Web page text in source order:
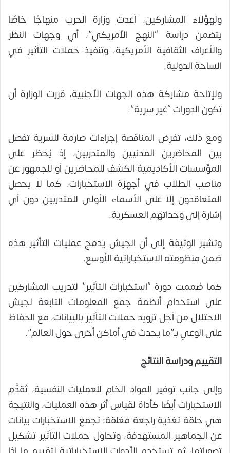
ولهؤلاء المشاركين، أعدت وزارة الحرب منهاجًا خاصًا
يتضمن دراسة “النهج الأمريكي”، أي وجهات النظر
والأعراف الثقافية الأمريكية، وتنفيذ حملات التأثير في
الساحة الدولية.
ولإتاحة مشاركة هذه الجهات الأجنبية، قررت الوزارة أن
تكون الدورات “غير سرية”.
ومع ذلك، تفرض المناقصة إجراءات صارمة للسرية تفصل
بين المحاضرين المدنيين والمتدربين، إذ يُحظر على
المؤسسات الأكاديمية الكشف للمحاضرين أو للجمهور عن
مناصب الطلاب في أجهزة الاستخبارات، كما لا يحصل
المتعاقدون إلا على الأسماء الأولى للمتدربين دون أي
إشارة إلى وحداتهم العسكرية.
وتشير الوثيقة إلى أن الجيش يدمج عمليات التأثير هذه
ضمن منظومته الاستخباراتية الأوسع.
كما صُممت دورة “استخبارات التأثير” لتدريب المشاركين
على استخدام أنظمة جمع المعلومات التابعة لجيش
الاحتلال من أجل تزويد حملات التأثير بالبيانات، مع الحفاظ
على الوعي بـ”ما يحدث في أماكن أخرى حول العالم”.
التقييم ودراسة النتائج
وإلى جانب توفير المواد الخام للعمليات النفسية، تُقدَّم
الاستخبارات أيضًا كأداة لقياس أثر هذه العمليات، والنتيجة
هي حلقة تغذية راجعة مغلقة: تجمع الاستخبارات بيانات
عن الجماهير المستهدفة، وتحاول حملات التأثير تشكيل